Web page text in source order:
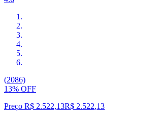
(2086)
13% OFF
Preço R$ 2.522,13R$ 2.522,13